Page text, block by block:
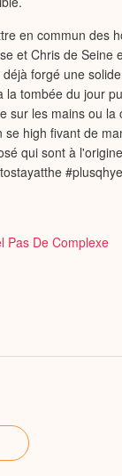
en commun des
et Chris de Seine
forgé une
tombée du jour
sur les mains ou
high fivant de
qui sont à